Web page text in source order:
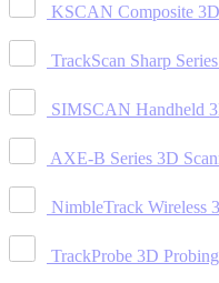
KSCAN Composite
TrackScan Sharp
SIMSCAN Handheld
AXE-B Series 3D
NimbleTrack Wireless
TrackProbe 3D